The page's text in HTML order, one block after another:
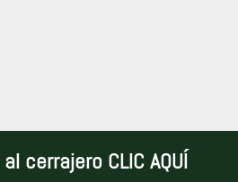
cerrajero CLIC AQUÍ